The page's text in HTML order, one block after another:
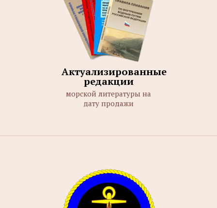
Актуализированные
редакции
морской литературы на
дату продажи